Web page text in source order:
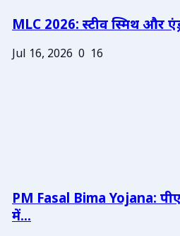
MLC 2026: स्टीव स्मिथ और
Jul 16, 2026 0 16
PM Fasal Bima Yojana:
में...